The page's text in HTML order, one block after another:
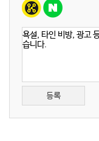
등록